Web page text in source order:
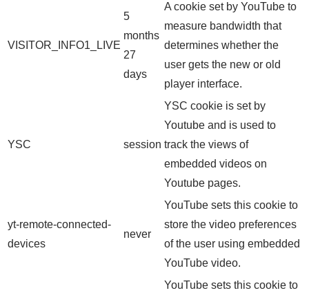
VISITOR_INFO1_LIVE
5
months
27
days
A cookie set by YouTube to
measure bandwidth that
determines whether the
user gets the new or old
player interface.
YSC session
YSC cookie is set by
Youtube and is used to
track the views of
embedded videos on
Youtube pages.
yt-remote-connected-
devices
never
YouTube sets this cookie to
store the video preferences
of the user using embedded
YouTube video.
YouTube sets this cookie to